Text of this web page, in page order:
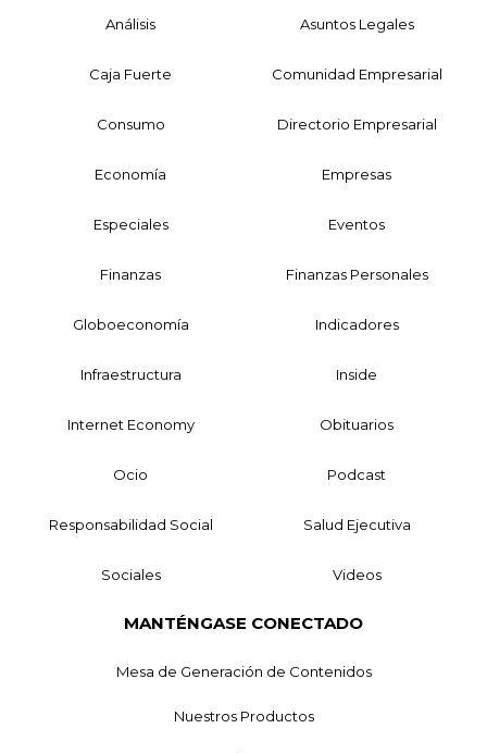
Análisis Asuntos Legales
Caja Fuerte Comunidad Empresarial
Consumo Directorio Empresarial
Economía Empresas
Especiales Eventos
Finanzas Finanzas Personales
Globoeconomía Indicadores
Infraestructura Inside
Internet Economy Obituarios
Ocio Podcast
Responsabilidad Social Salud Ejecutiva
Sociales Videos
MANTÉNGASE CONECTADO
Mesa de Generación de Contenidos
Nuestros Productos